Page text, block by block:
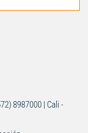
8987000 | Cali -